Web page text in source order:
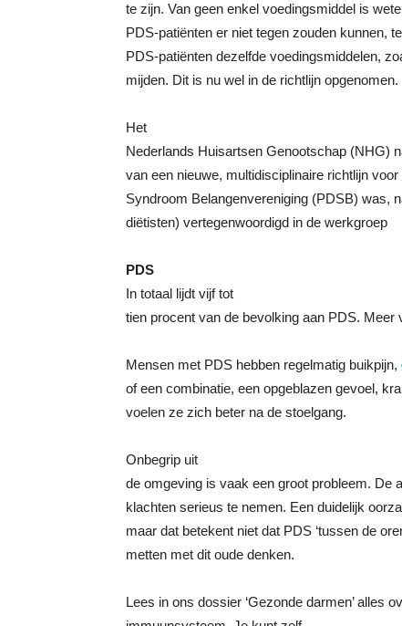
te zijn. Van geen enkel voedingsmiddel is
PDS-patiënten er niet tegen zouden kunnen,
PDS-patiënten dezelfde voedingsmiddelen,
mijden. Dit is nu wel in de richtlijn opgenomen.
Het
Nederlands Huisartsen Genootschap (NHG)
van een nieuwe, multidisciplinaire richtlijn
Syndroom Belangenvereniging (PDSB) was,
diëtisten) vertegenwoordigd in de werkgroep
PDS
In totaal lijdt vijf tot
tien procent van de bevolking aan PDS. Meer
Mensen met PDS hebben regelmatig buikpijn,
of een combinatie, een opgeblazen gevoel,
voelen ze zich beter na de stoelgang.
Onbegrip uit
de omgeving is vaak een groot probleem. De
klachten serieus te nemen. Een duidelijk
maar dat betekent niet dat PDS ‘tussen de
metten met dit oude denken.
Lees in ons dossier ‘Gezonde darmen’ alles